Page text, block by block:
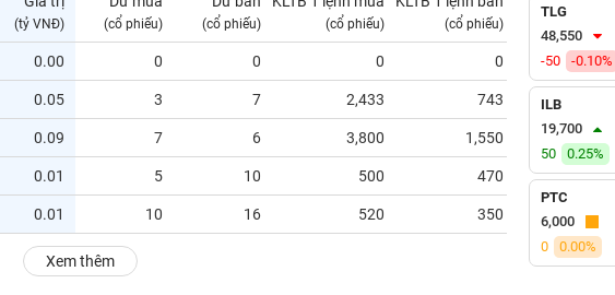
(tỷ VNĐ) (cổ phiếu) (cổ phiếu) (cổ phiếu) (cổ phiếu)
0.00 0 0 0 0 0.00
0.05 3 7 2,433 743
0.09 7 6 3,800 1,550 0.00
0.01 5 10 500 470 0.00
0.01 10 16 520 350 0.00
Xem thêm
TLG
48,550
-50
-0.10%
ILB
19,700
50
0.25%
PTC
6,000
0
0.00%